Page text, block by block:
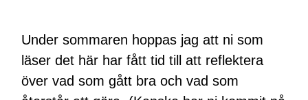
Under sommaren hoppas jag att ni som
läser det här har fått tid till att reflektera
över vad som gått bra och vad som